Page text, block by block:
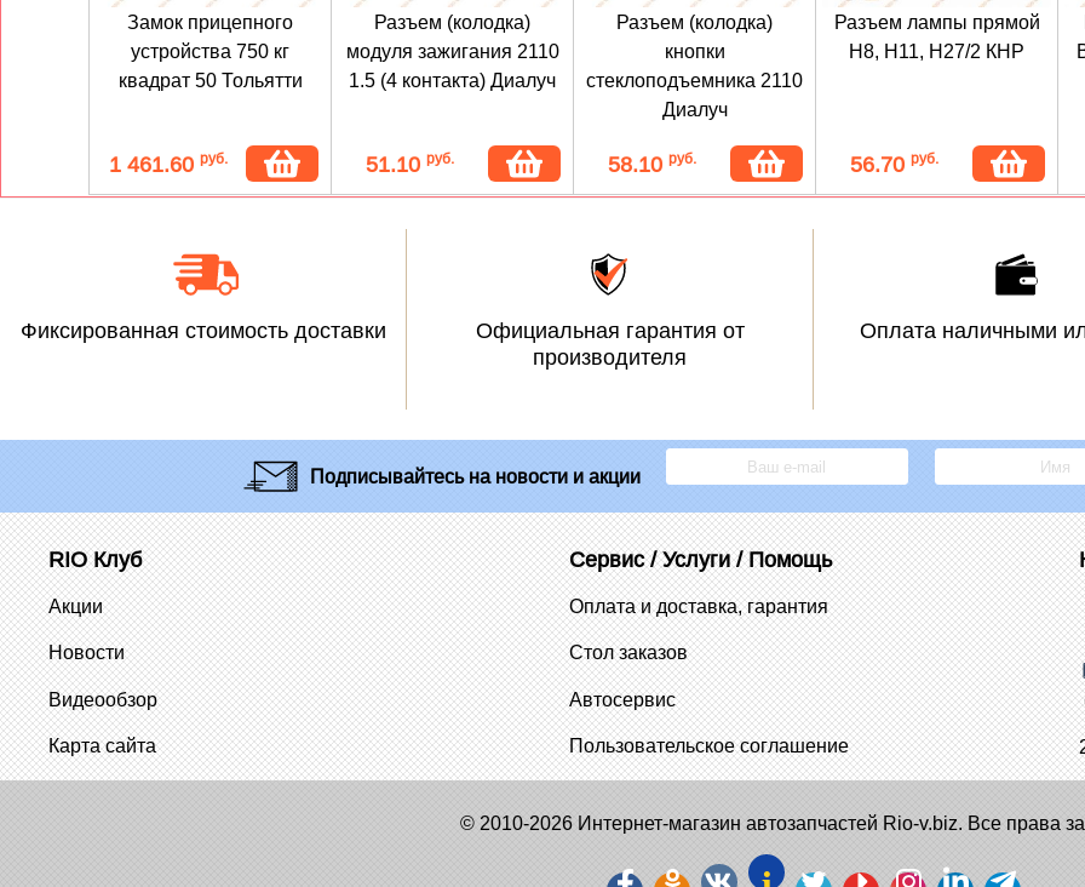
Замок прицепного
устройства 750 кг
квадрат 50 Тольятти
1 461.60 руб.
Разъем (колодка)
модуля зажигания 2110
1.5 (4 контакта) Диалуч
51.10 руб.
Разъем (колодка)
кнопки
стеклоподъемника 2110
Диалуч
58.10 руб.
Разъем лампы прямой
Н8, H11, Н27/2 КНР
56.70 руб.
Фиксированная стоимость доставки
Официальная гарантия от
производителя
Оплата наличными
Подписывайтесьна новости и акции
RIO Клуб
Акции
Новости
Видеообзор
Карта сайта
Сервис / Услуги / Помощь
Оплата и доставка, гарантия
Стол заказов
Автосервис
Пользовательское соглашение
© 2010-2026 Интернет-магазин автозапчастей Rio-v.biz. Все права